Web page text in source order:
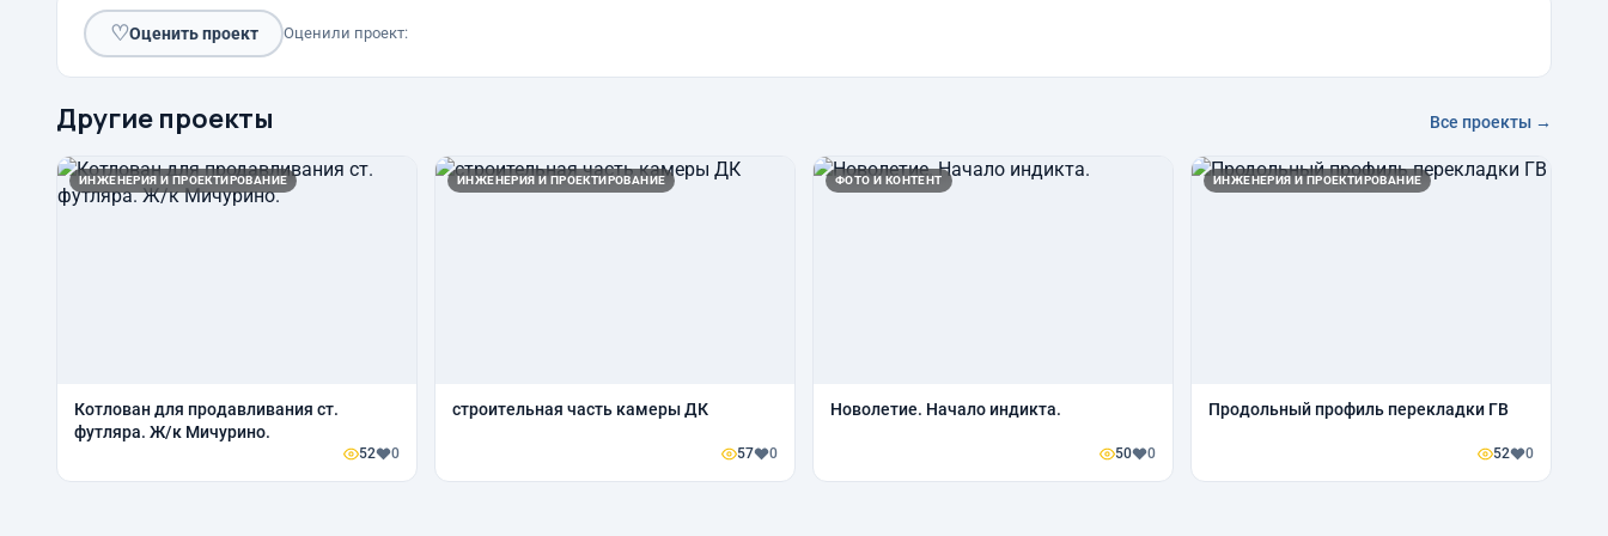
♡Оценить проект Оценили проект:
Другие проекты Все проекты →
ИНЖЕНЕРИЯ И ПРОЕКТИРОВАНИЕ
Котлован для продавливания ст.
футляра. Ж/к Мичурино.
52 0
ИНЖЕНЕРИЯ И ПРОЕКТИРОВАНИЕ
строительная часть камеры ДК
57 0
ФОТО И КОНТЕНТ
Новолетие. Начало индикта.
50 0
ИНЖЕНЕРИЯ И ПРОЕКТИРОВАНИЕ
Продольный профиль перекладки ГВ
52 0